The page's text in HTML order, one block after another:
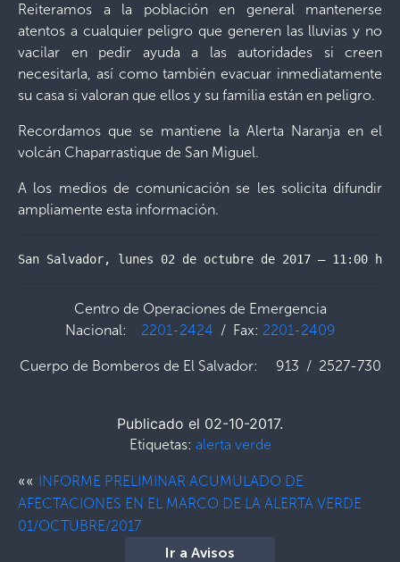
Reiteramos a la población en general mantenerse
atentos a cualquier peligro que generen las lluvias y no
vacilar en pedir ayuda a las autoridades si creen
necesitarla, así como también evacuar inmediatamente
su casa si valoran que ellos y su familia están en peligro.
Recordamos que se mantiene la Alerta Naranja en el
volcán Chaparrastique de San Miguel.
A los medios de comunicación se les solicita difundir
ampliamente esta información.
San Salvador, lunes 02 de octubre de 2017 – 11:00
Centro de Operaciones de Emergencia
Nacional: 2201-2424 / Fax: 2201-2409
Cuerpo de Bomberos de El Salvador: 913 / 2527-730
Publicado el 02-10-2017.
Etiquetas: alerta verde
«« INFORME PRELIMINAR ACUMULADO DE
AFECTACIONES EN EL MARCO DE LA ALERTA VERDE
01/OCTUBRE/2017
Ir a Avisos